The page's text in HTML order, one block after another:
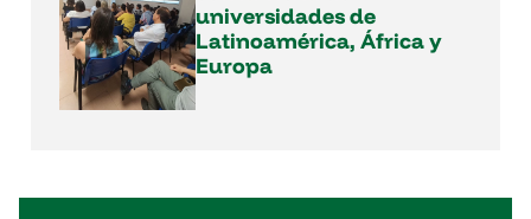
universidades de
Latinoamérica, África y
Europa